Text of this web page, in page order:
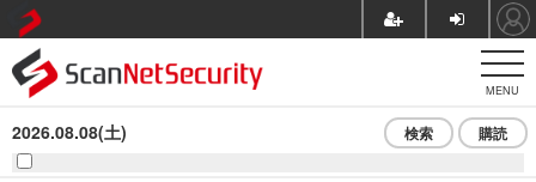
MENU
2026.08.08(土) 検索 購読